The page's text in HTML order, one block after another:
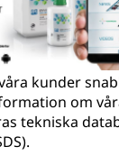
kunder
om
tekniska